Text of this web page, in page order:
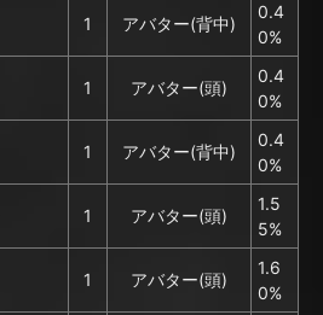
1 アバター(背中)
0.4
0%
1 アバター(頭)
0.4
0%
1 アバター(背中)
0.4
0%
1 アバター(頭)
1.5
5%
1 アバター(頭)
1.6
0%